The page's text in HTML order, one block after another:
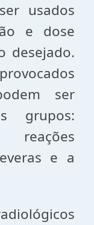
usados
e dose
desejado.
ser
grupos:
e a